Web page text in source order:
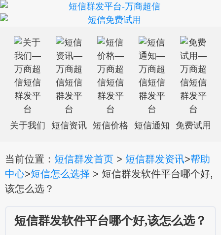
关于我们 短信资讯 短信价格 短信通知 免费试用
当前位置： 短信群发首页 > 短信群发资讯>帮助
中心>短信怎么选择 > 短信群发软件平台哪个好,
该怎么选？
短信群发软件平台哪个好,该怎么选？